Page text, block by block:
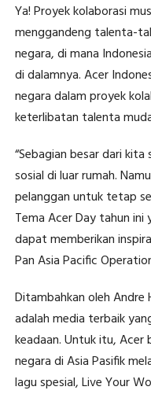
Ya! Proyek kolaborasi
menggandeng talenta-
negara, di mana
di dalamnya. Acer
negara dalam proyek
keterlibatan talenta
“Sebagian besar dari
sosial di luar rumah.
pelanggan untuk tetap
Tema Acer Day tahun ini
dapat memberikan
Pan Asia Pacific
Ditambahkan oleh
adalah media terbaik
keadaan. Untuk itu, Acer
negara di Asia Pasifik
lagu spesial, Live Your